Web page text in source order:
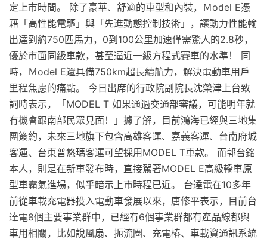
定上市時間。 除了豪華、舒適的車型和內裝，Ｍodel E憑
藉「高性能電驅」與「先進動態控制技術」，讓動力性能輸
出達到約750匹馬力，0到100公里加速僅需驚人的2.8秒，
優於市面同級車款，甚至逼近一級方程式賽車的水準！ 同
時，Ｍodel E還具備750km超長續航力，解決電動車用戶
里程焦慮的痛點。 今日出席的行政院副院長沈榮津上台致
詞時表示，「MODEL T 如果通過交通部審議，可能明年就
有機會跟南部民眾見面！」據了解，目前鴻海已經與三地集
團簽約，未來三地旗下包含高雄客運、嘉義客運、台南府城
客運、台東普悠瑪客運可望採用MODEL T車款。 而郭台銘
本人，則是在新車發布時，直接駕著MODEL E高級轎車原
型車霸氣進場，似乎暗示上市時程已近。 台達電在10多年
前從車載充電器投入電動車發展以來，唐修平表示，目前台
達電8個主要事業群中，已經有6個事業群都有產品線都與
車用相關，比如說風扇、扼流圈、充電樁、車載資通訊系統